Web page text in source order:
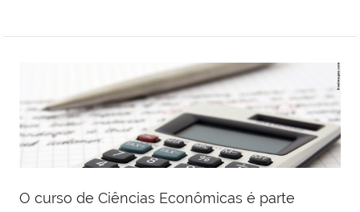
O curso de Ciências Econômicas é parte